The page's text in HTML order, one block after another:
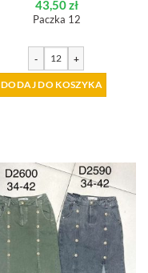
43,50zł
Paczka 12
- +
DODAJ DO KOSZYKA